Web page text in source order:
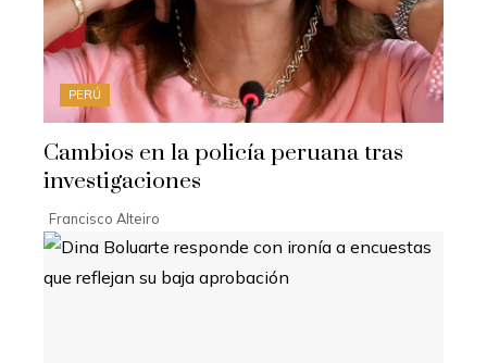
PERÚ
Cambios en la policía peruana tras
investigaciones
Francisco Alteiro